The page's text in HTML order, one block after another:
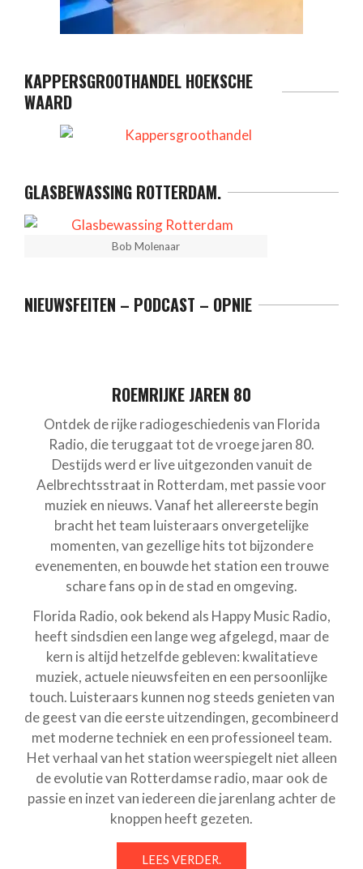
KAPPERSGROOTHANDEL HOEKSCHE
WAARD
GLASBEWASSING ROTTERDAM.
Bob Molenaar
NIEUWSFEITEN – PODCAST – OPNIE
ROEMRIJKE JAREN 80
Ontdek de rijke radiogeschiedenis van Florida
Radio, die teruggaat tot de vroege jaren 80.
Destijds werd er live uitgezonden vanuit de
Aelbrechtsstraat in Rotterdam, met passie voor
muziek en nieuws. Vanaf het allereerste begin
bracht het team luisteraars onvergetelijke
momenten, van gezellige hits tot bijzondere
evenementen, en bouwde het station een trouwe
schare fans op in de stad en omgeving.
Florida Radio, ook bekend als Happy Music Radio,
heeft sindsdien een lange weg afgelegd, maar de
kern is altijd hetzelfde gebleven: kwalitatieve
muziek, actuele nieuwsfeiten en een persoonlijke
touch. Luisteraars kunnen nog steeds genieten van
de geest van die eerste uitzendingen, gecombineerd
met moderne techniek en een professioneel team.
Het verhaal van het station weerspiegelt niet alleen
de evolutie van Rotterdamse radio, maar ook de
passie en inzet van iedereen die jarenlang achter de
knoppen heeft gezeten.
LEES VERDER.